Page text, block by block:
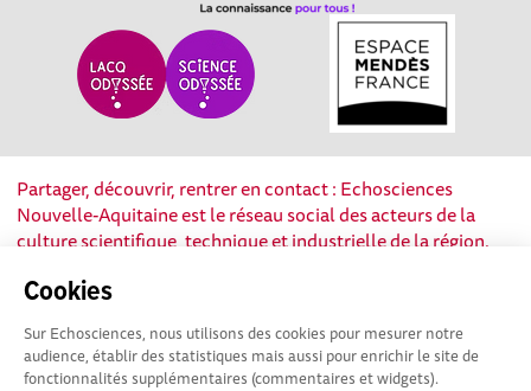
Cookies
Sur Echosciences, nous utilisons des cookies pour mesurer notre
audience, établir des statistiques mais aussi pour enrichir le site de
fonctionnalités supplémentaires (commentaires et widgets).
Partager, découvrir, rentrer en contact : Echosciences
Nouvelle-Aquitaine est le réseau social des acteurs de la
culture scientifique, technique et industrielle de la région.
Mentions légales
|Ligne éditoriale